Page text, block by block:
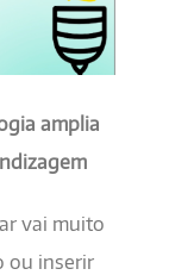
amplia
vai muito
ou inserir